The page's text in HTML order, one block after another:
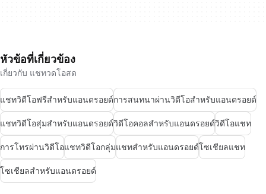
หัวข้อที่เกี่ยวข้อง
เกี่ยวกับ แชทวดโอสด
แชทวิดีโอฟรีสำหรับแอนดรอยด์การสนทนาผ่านวิดีโอสำหรับแอนดรอยด์
แชทวิดีโอสุ่มสำหรับแอนดรอยด์วิดีโอคอลสำหรับแอนดรอยด์วิดีโอแชท
การโทรผ่านวิดีโอแชทวิดีโอกลุ่มแชทสำหรับแอนดรอยด์โซเชียลแชท
โซเชียลสำหรับแอนดรอยด์